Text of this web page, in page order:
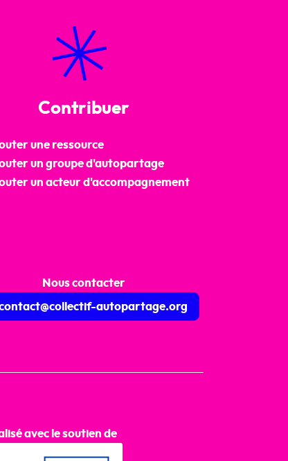
Contribuer
une ressource
un groupe d'autopartage
un acteur d'accompagnement
Nous contacter
autopartage.org
avec le soutien de